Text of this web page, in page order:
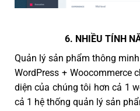
6. NHIỀU TÍNH
Quản lý sản phẩm thông
WordPress + Woocommerce
diện của chúng tôi hơn cả 1
cả 1 hệ thống quản lý sản